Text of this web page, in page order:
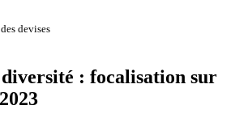
devises
diversité : focalisation sur